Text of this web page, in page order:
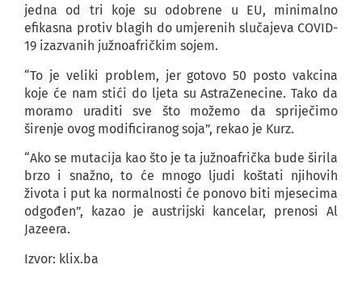
jedna od tri koje su odobrene u EU, minimalno
efikasna protiv blagih do umjerenih slučajeva COVID-
19 izazvanih južnoafričkim sojem.
“To je veliki problem, jer gotovo 50 posto vakcina
koje će nam stići do ljeta su AstraZenecine. Tako da
moramo uraditi sve što možemo da spriječimo
širenje ovog modificiranog soja”, rekao je Kurz.
“Ako se mutacija kao što je ta južnoafrička bude širila
brzo i snažno, to će mnogo ljudi koštati njihovih
života i put ka normalnosti će ponovo biti mjesecima
odgođen”, kazao je austrijski kancelar, prenosi Al
Jazeera.
Izvor: klix.ba